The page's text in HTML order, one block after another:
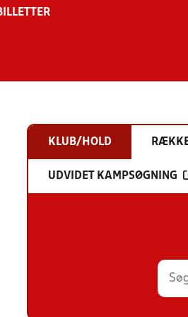
KLUB/HOLD
UDVIDET KAMPSØGNING